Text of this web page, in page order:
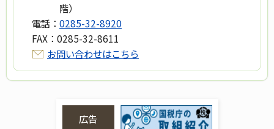
階）
電話： 0285-32-8920
FAX： 0285-32-8611
お問い合わせはこちら
広告